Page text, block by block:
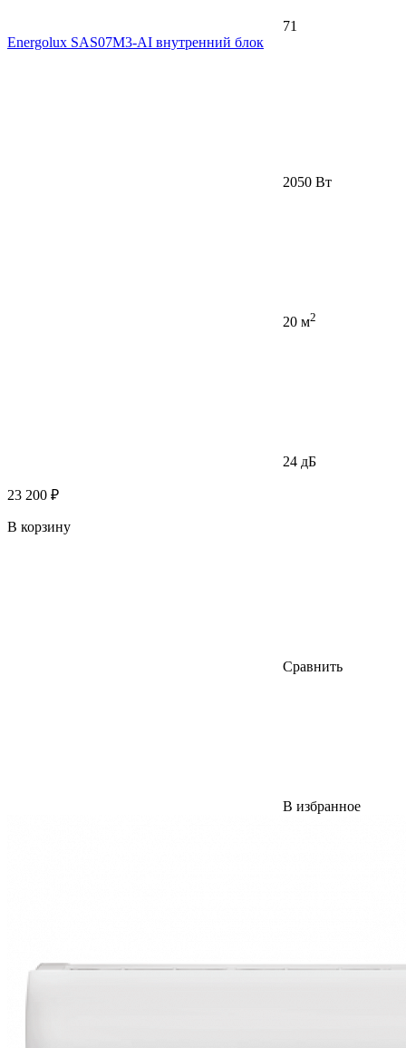
71
Energolux SAS07M3-AI внутренний блок
2050 Вт
20 м2
24 дБ
23 200 ₽
В корзину
Сравнить
В избранное